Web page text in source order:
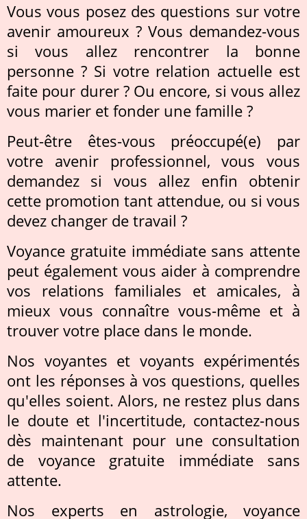
Vous vous posez des questions sur votre
avenir amoureux ? Vous demandez-vous
si vous allez rencontrer la bonne
personne ? Si votre relation actuelle est
faite pour durer ? Ou encore, si vous allez
vous marier et fonder une famille ?
Peut-être êtes-vous préoccupé(e) par
votre avenir professionnel, vous vous
demandez si vous allez enfin obtenir
cette promotion tant attendue, ou si vous
devez changer de travail ?
Voyance gratuite immédiate sans attente
peut également vous aider à comprendre
vos relations familiales et amicales, à
mieux vous connaître vous-même et à
trouver votre place dans le monde.
Nos voyantes et voyants expérimentés
ont les réponses à vos questions, quelles
qu'elles soient. Alors, ne restez plus dans
le doute et l'incertitude, contactez-nous
dès maintenant pour une consultation
de voyance gratuite immédiate sans
attente.
Nos experts en astrologie, voyance